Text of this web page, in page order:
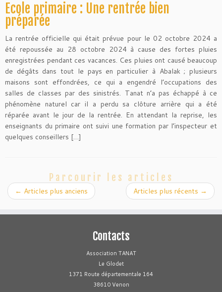
Ecole primaire : Une rentrée bien
préparée
La rentrée officielle qui était prévue pour le 02 octobre 2024 a
été repoussée au 28 octobre 2024 à cause des fortes pluies
enregistrées pendant ces vacances. Ces pluies ont causé beaucoup
de dégâts dans tout le pays en particulier à Abalak ; plusieurs
maisons sont effondrées, ce qui a engendré l’occupations des
salles de classes par des sinistrés. Tanat n’a pas échappé à ce
phénomène naturel car il a perdu sa clôture arrière qui a été
réparée avant le jour de la rentrée. En attendant la reprise, les
enseignants du primaire ont suivi une formation par l’inspecteur et
quelques conseillers […]
Parcourir les articles
← Articles plus anciens Articles plus récents →
Contacts
Association TANAT
Le Glodet
1371 Route départementale 164
38610 Venon